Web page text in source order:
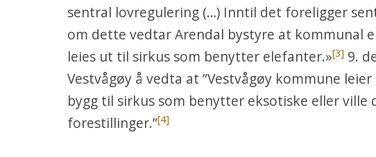
sentral lovregulering (…) Inntil det foreligger
om dette vedtar Arendal bystyre at kommunal
leies ut til sirkus som benytter elefanter.»[3] 9.
Vestvågøy å vedta at ”Vestvågøy kommune
bygg til sirkus som benytter eksotiske eller ville
forestillinger.”[4]